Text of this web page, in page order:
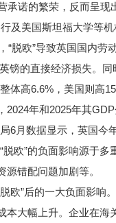
诺的繁荣，反而呈现
及美国斯坦福大学等
欧”导致英国国内劳
镑的直接经济损失。
体高6.6%，美国则高
年和2025年其GDP
6月数据显示，英国今
”的负面影响源于多
源错配问题加剧等。
”后的一大负面影响
大幅上升。企业在海